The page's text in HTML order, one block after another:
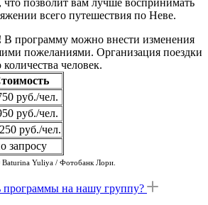
всего путешествия по Неве.
В программу можно внести изменения
пожеланиями. Организация поездки
человек.
руб./чел.
руб./чел.
руб./чел.
запросу
Yuliya / Фотобанк Лори.
программы на нашу группу?